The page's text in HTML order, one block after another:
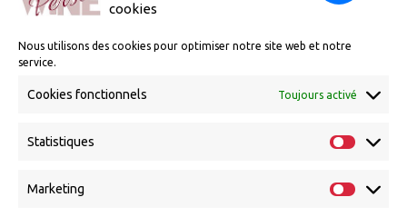
cookies
Nous utilisons des cookies pour optimiser notre site web et notre
service.
Cookies fonctionnels Toujours activé
Statistiques
Marketing
L’abus d’alcool est dangereux pour la santé, à consommer avec